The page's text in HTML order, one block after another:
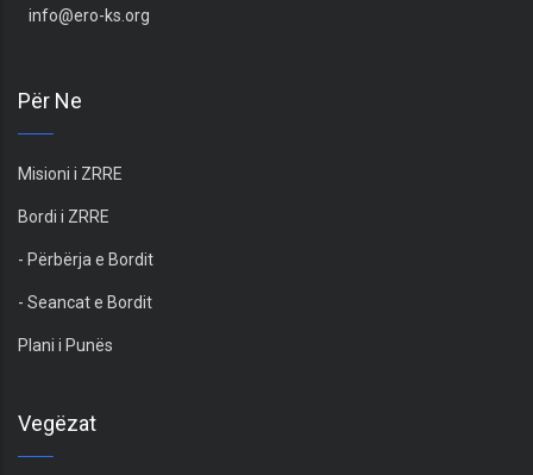
info@ero-ks.org
Për Ne
Misioni i ZRRE
Bordi i ZRRE
- Përbërja e Bordit
- Seancat e Bordit
Plani i Punës
Vegëzat